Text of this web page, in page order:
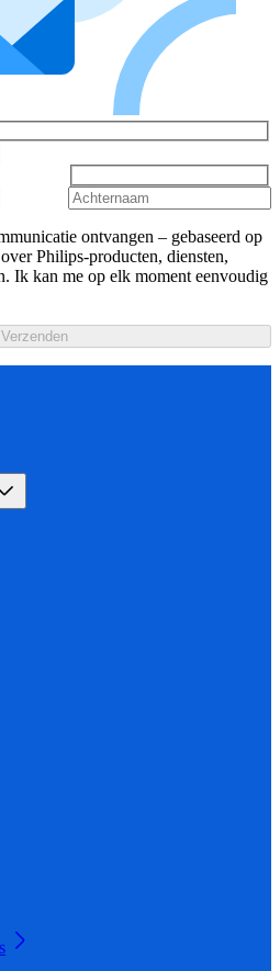
ontvangen – gebaseerd op
Philips-producten, diensten,
Ik kan me op elk moment eenvoudig
Verzenden